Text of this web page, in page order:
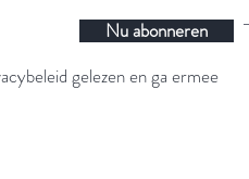
Nu abonneren
gelezen en ga ermee